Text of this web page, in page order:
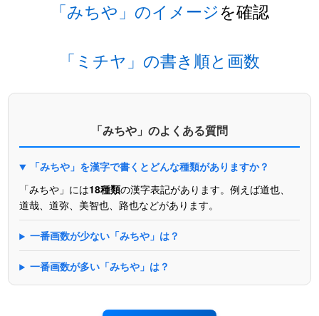
「みちや」のイメージを確認
「ミチヤ」の書き順と画数
「みちや」のよくある質問
「みちや」を漢字で書くとどんな種類がありますか？
「みちや」には18種類の漢字表記があります。例えば道也、
道哉、道弥、美智也、路也などがあります。
一番画数が少ない「みちや」は？
一番画数が多い「みちや」は？